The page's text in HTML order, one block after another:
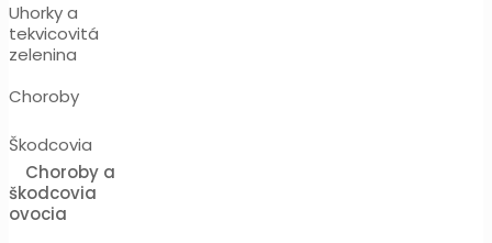
Uhorky a
tekvicovitá
zelenina
Choroby
Škodcovia
Choroby a
škodcovia
ovocia